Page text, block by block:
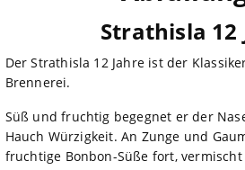
Strathisla 12
Der Strathisla 12 Jahre ist der
Brennerei.
Süß und fruchtig begegnet er der
Hauch Würzigkeit. An Zunge und
fruchtige Bonbon-Süße fort,